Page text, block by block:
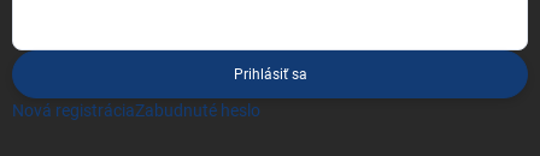
Prihlásiť sa
Nová registráciaZabudnuté heslo